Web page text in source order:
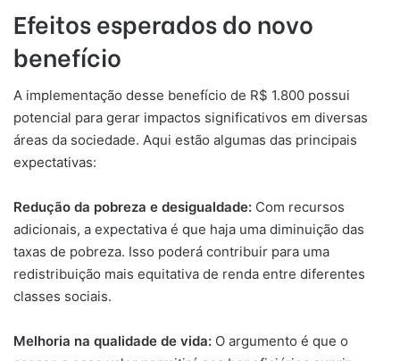
Efeitos esperados do novo
benefício
A implementação desse benefício de R$ 1.800 possui
potencial para gerar impactos significativos em diversas
áreas da sociedade. Aqui estão algumas das principais
expectativas:
Redução da pobreza e desigualdade: Com recursos
adicionais, a expectativa é que haja uma diminuição das
taxas de pobreza. Isso poderá contribuir para uma
redistribuição mais equitativa de renda entre diferentes
classes sociais.
Melhoria na qualidade de vida: O argumento é que o